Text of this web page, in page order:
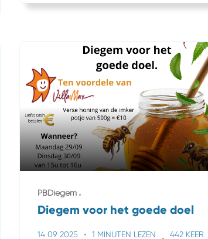
PBDiegem
Diegem voor het goede doel
14 09 2025 1 MINUTEN LEZEN
442 KEER